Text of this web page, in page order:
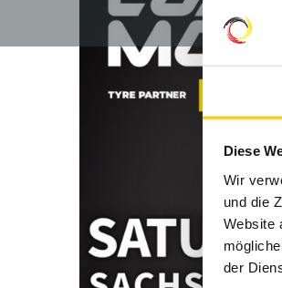
Diese
Wir
und die
Website
der